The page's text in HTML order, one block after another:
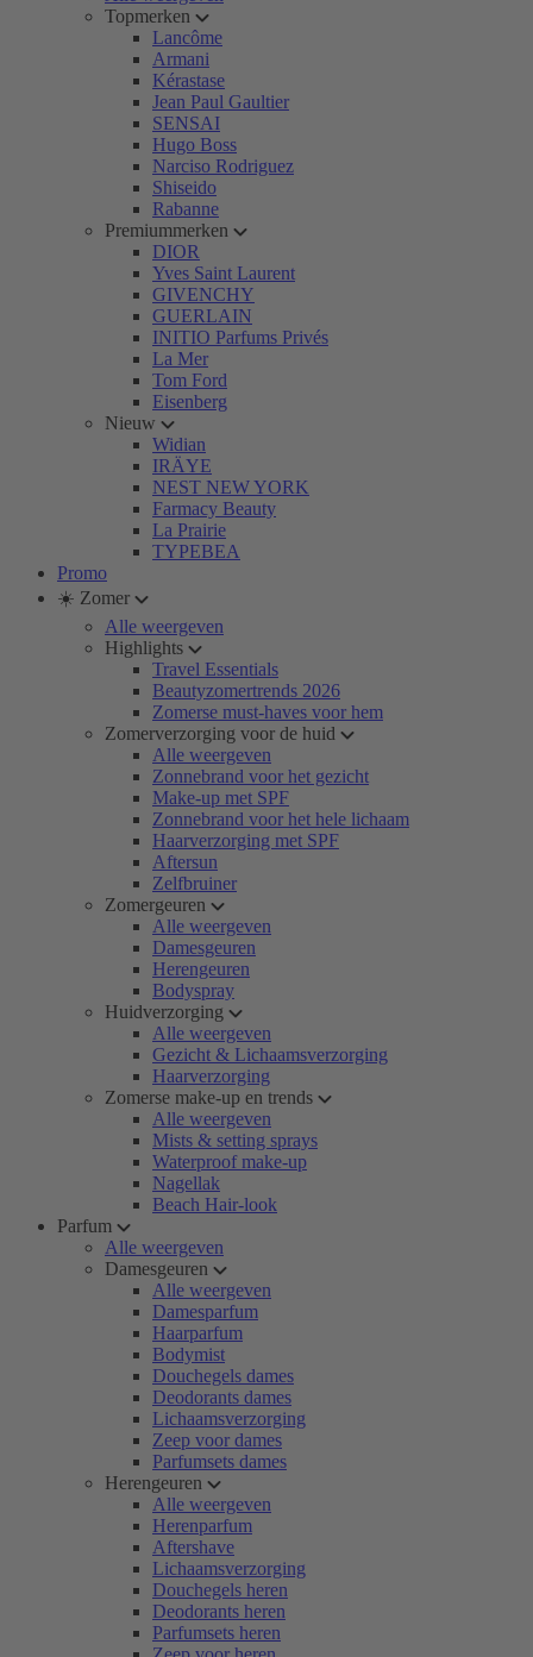
Topmerken
Lancôme
Armani
Kérastase
Jean Paul Gaultier
SENSAI
Hugo Boss
Narciso Rodriguez
Shiseido
Rabanne
Premiummerken
DIOR
Yves Saint Laurent
GIVENCHY
GUERLAIN
INITIO Parfums Privés
La Mer
Tom Ford
Eisenberg
Nieuw
Widian
IRÄYE
NEST NEW YORK
Farmacy Beauty
La Prairie
TYPEBEA
Promo
☀️ Zomer
Alle weergeven
Highlights
Travel Essentials
Beautyzomertrends 2026
Zomerse must-haves voor hem
Zomerverzorging voor de huid
Alle weergeven
Zonnebrand voor het gezicht
Make-up met SPF
Zonnebrand voor het hele lichaam
Haarverzorging met SPF
Aftersun
Zelfbruiner
Zomergeuren
Alle weergeven
Damesgeuren
Herengeuren
Bodyspray
Huidverzorging
Alle weergeven
Gezicht & Lichaamsverzorging
Haarverzorging
Zomerse make-up en trends
Alle weergeven
Mists & setting sprays
Waterproof make-up
Nagellak
Beach Hair-look
Parfum
Alle weergeven
Damesgeuren
Alle weergeven
Damesparfum
Haarparfum
Bodymist
Douchegels dames
Deodorants dames
Lichaamsverzorging
Zeep voor dames
Parfumsets dames
Herengeuren
Alle weergeven
Herenparfum
Aftershave
Lichaamsverzorging
Douchegels heren
Deodorants heren
Parfumsets heren